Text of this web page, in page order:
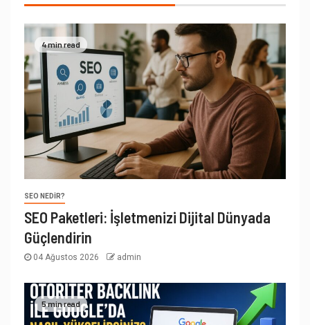
4 min read
SEO NEDIR?
SEO Paketleri: İşletmenizi Dijital Dünyada
Güçlendirin
04 Ağustos 2026 admin
5 min read